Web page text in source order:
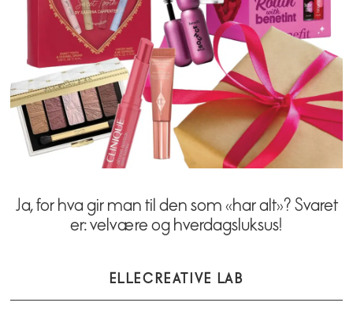
Ja, for hva gir man til den som «har alt»? Svaret
er: velvære og hverdagsluksus!
ELLECREATIVE LAB